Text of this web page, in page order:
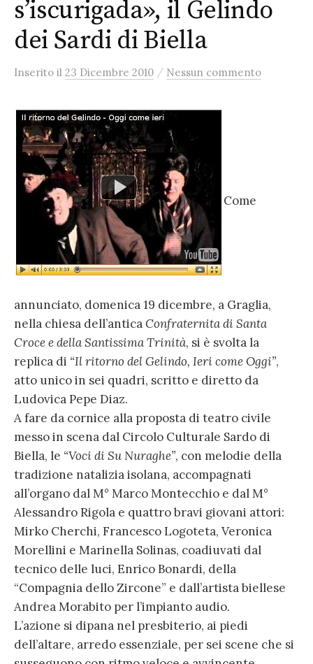
s’iscurigada», il Gelindo
dei Sardi di Biella
Inserito il 23 Dicembre 2010 / Nessun commento
Come
annunciato, domenica 19 dicembre, a Graglia,
nella chiesa dell’anticaConfraternita di Santa
Croce e della Santissima Trinità, si è svolta la
replica di “Il ritorno del Gelindo, Ieri come Oggi”,
atto unico in sei quadri, scritto e diretto da
Ludovica Pepe Diaz.
A fare da cornice alla proposta di teatro civile
messo in scena dal Circolo Culturale Sardo di
Biella, le “Voci di Su Nuraghe”, con melodie della
tradizione natalizia isolana, accompagnati
all’organo dal M° Marco Montecchio e dal M°
Alessandro Rigola e quattro bravi giovani attori:
Mirko Cherchi, Francesco Logoteta, Veronica
Morellini e Marinella Solinas, coadiuvati dal
tecnico delle luci, Enrico Bonardi, della
“Compagnia dello Zircone” e dall’artista biellese
Andrea Morabito per l’impianto audio.
L’azione si dipana nel presbiterio, ai piedi
dell’altare, arredo essenziale, per sei scene che si